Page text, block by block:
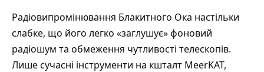
Радіовипромінювання Блакитного Ока настільки
слабке, що його легко «заглушує» фоновий
радіошум та обмеження чутливості телескопів.
Лише сучасні інструменти на кшталт MeerKAT,